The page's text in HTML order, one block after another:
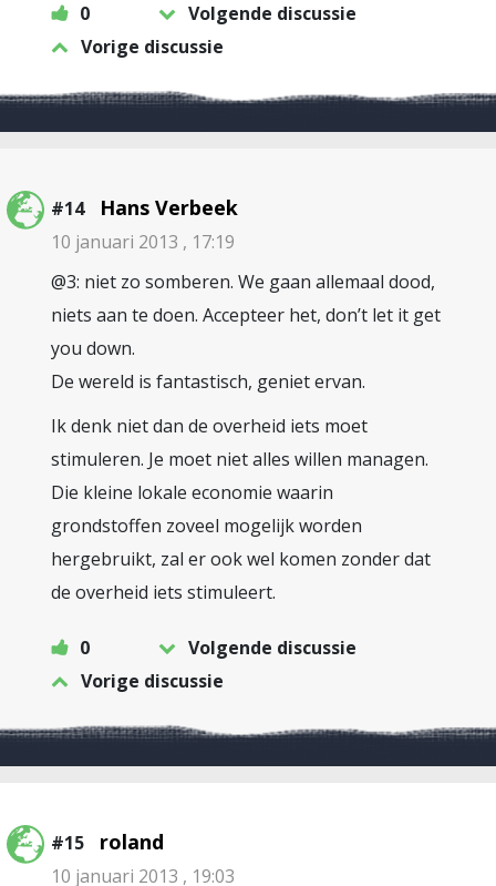
0
Volgende discussie
Vorige discussie
#14 Hans Verbeek
10 januari 2013 , 17:19
@3: niet zo somberen. We gaan allemaal dood,
niets aan te doen. Accepteer het, don’t let it get
you down.
De wereld is fantastisch, geniet ervan.
Ik denk niet dan de overheid iets moet
stimuleren. Je moet niet alles willen managen.
Die kleine lokale economie waarin
grondstoffen zoveel mogelijk worden
hergebruikt, zal er ook wel komen zonder dat
de overheid iets stimuleert.
0
Volgende discussie
Vorige discussie
#15 roland
10 januari 2013 , 19:03